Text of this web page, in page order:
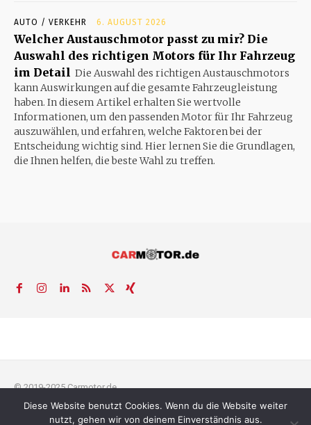
AUTO / VERKEHR 6. AUGUST 2026
Welcher Austauschmotor passt zu mir? Die
Auswahl des richtigen Motors für Ihr Fahrzeug
im Detail Die Auswahl des richtigen Austauschmotors
kann Auswirkungen auf die gesamte Fahrzeugleistung
haben. In diesem Artikel erhalten Sie wertvolle
Informationen, um den passenden Motor für Ihr Fahrzeug
auszuwählen, und erfahren, welche Faktoren bei der
Entscheidung wichtig sind. Hier lernen Sie die Grundlagen,
die Ihnen helfen, die beste Wahl zu treffen.
© 2019-2025 Carmotor.de
AGB Datenschutzerklärung FAQ Kontakt Impressum News
Diese Website benutzt Cookies. Wenn du die Website weiter
nutzt, gehen wir von deinem Einverständnis aus.